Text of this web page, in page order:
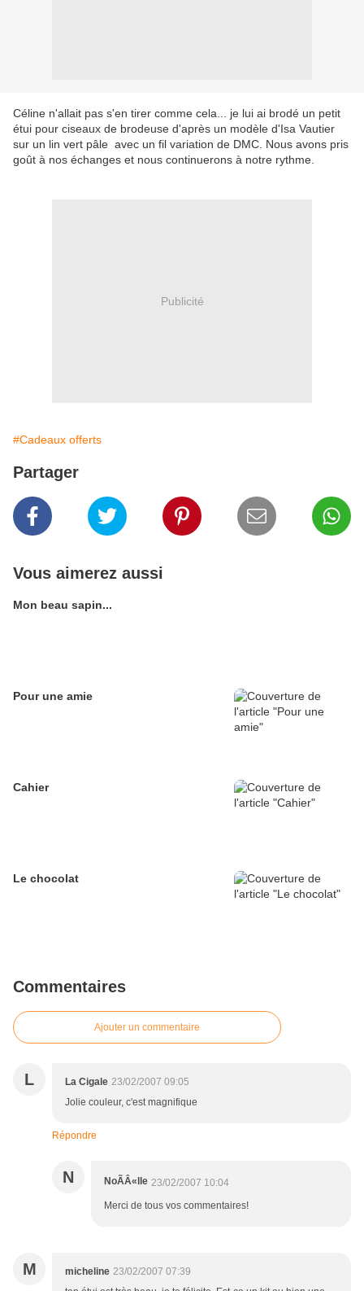
Céline n'allait pas s'en tirer comme cela... je lui ai brodé un petit
étui pour ciseaux de brodeuse d'après un modèle d'Isa Vautier
sur un lin vert pâle avec un fil variation de DMC. Nous avons pris
goût à nos échanges et nous continuerons à notre rythme.
Publicité
#Cadeaux offerts
Partager
Vous aimerez aussi
Mon beau sapin...
Pour une amie
Cahier
Le chocolat
Commentaires
Ajouter un commentaire
L La Cigale 23/02/2007 09:05
Jolie couleur, c'est magnifique
Répondre
N NoÃÂ«lle 23/02/2007 10:04
Merci de tous vos commentaires!
M micheline 23/02/2007 07:39